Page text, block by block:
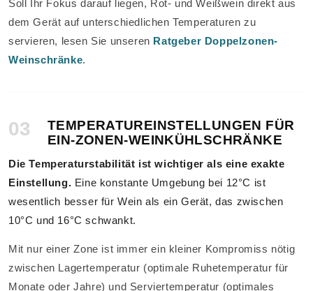
Soll Ihr Fokus darauf liegen, Rot- und Weißwein direkt aus
dem Gerät auf unterschiedlichen Temperaturen zu
servieren, lesen Sie unseren Ratgeber Doppelzonen-
Weinschränke.
03
TEMPERATUREINSTELLUNGEN FÜR
EIN-ZONEN-WEINKÜHLSCHRÄNKE
Die Temperaturstabilität ist wichtiger als eine exakte
Einstellung. Eine konstante Umgebung bei 12°C ist
wesentlich besser für Wein als ein Gerät, das zwischen
10°C und 16°C schwankt.
Mit nur einer Zone ist immer ein kleiner Kompromiss nötig
zwischen Lagertemperatur (optimale Ruhetemperatur für
Monate oder Jahre) und Serviertemperatur (optimales